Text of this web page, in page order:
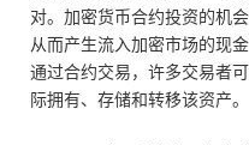
对。加密货币合约投资的机
从而产生流入加密市场的现
通过合约交易，许多交易者
际拥有、存储和转移该资产。